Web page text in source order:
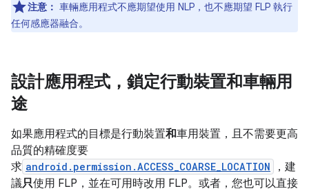
注意： 車輛應用程式不應期望使用 NLP，也不應期望 FLP 執行
任何感應器融合。
設計應用程式，鎖定行動裝置和車輛用
途
如果應用程式的目標是行動裝置和車用裝置，且不需要更高
品質的精確度要
求 android.permission.ACCESS_COARSE_LOCATION
，建
議只使用 FLP，並在可用時改用 FLP。或者，您也可以直接